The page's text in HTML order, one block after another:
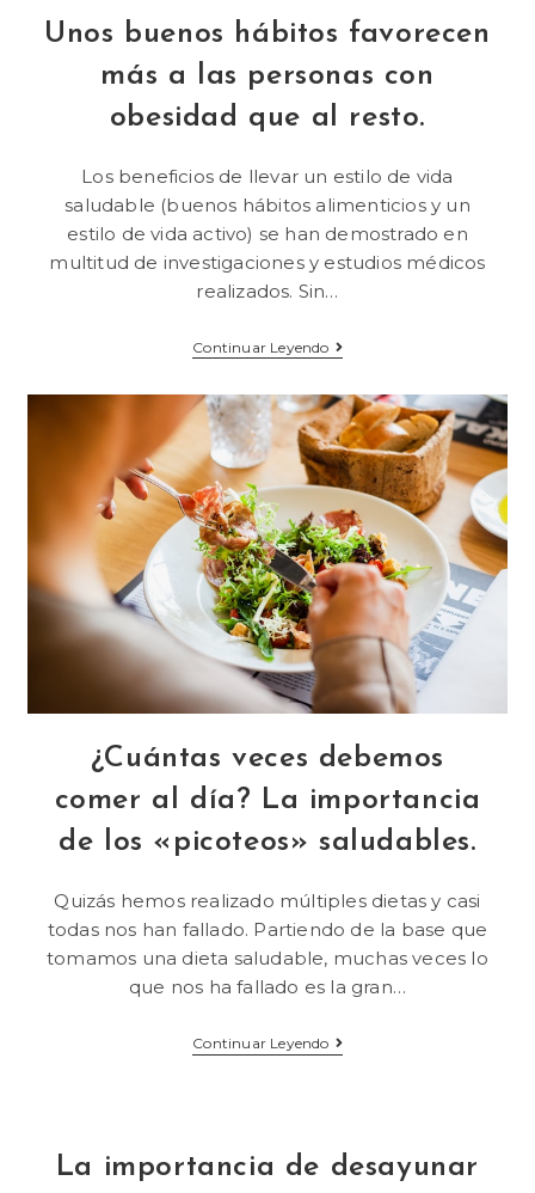
Unos buenos hábitos favorecen
más a las personas con
obesidad que al resto.
Los beneficios de llevar un estilo de vida
saludable (buenos hábitos alimenticios y un
estilo de vida activo) se han demostrado en
multitud de investigaciones y estudios médicos
realizados. Sin…
Continuar Leyendo
¿Cuántas veces debemos
comer al día? La importancia
de los «picoteos» saludables.
Quizás hemos realizado múltiples dietas y casi
todas nos han fallado. Partiendo de la base que
tomamos una dieta saludable, muchas veces lo
que nos ha fallado es la gran…
Continuar Leyendo
La importancia de desayunar